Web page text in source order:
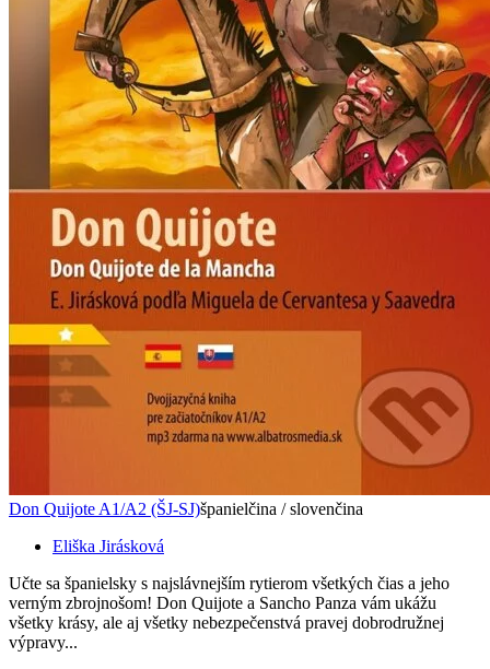
Don Quijote A1/A2 (ŠJ-SJ)španielčina / slovenčina
Eliška Jirásková
Učte sa španielsky s najslávnejším rytierom všetkých čias a jeho
verným zbrojnošom! Don Quijote a Sancho Panza vám ukážu
všetky krásy, ale aj všetky nebezpečenstvá pravej dobrodružnej
výpravy...